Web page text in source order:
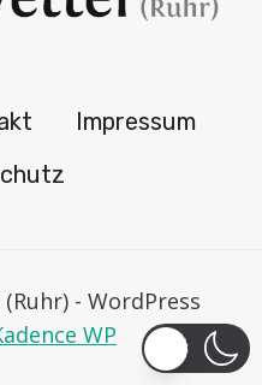
Impressum
- WordPress
WP